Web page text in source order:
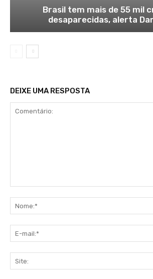
Brasil tem mais de 55 mil
desaparecidas, alerta
DEIXE UMA RESPOSTA